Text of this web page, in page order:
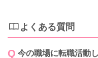
よくある質問
今の職場に転職活動